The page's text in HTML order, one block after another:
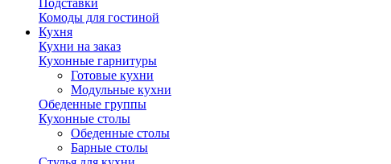
Подставки
Комоды для гостиной
Кухня
Кухни на заказ
Кухонные гарнитуры
Готовые кухни
Модульные кухни
Обеденные группы
Кухонные столы
Обеденные столы
Барные столы